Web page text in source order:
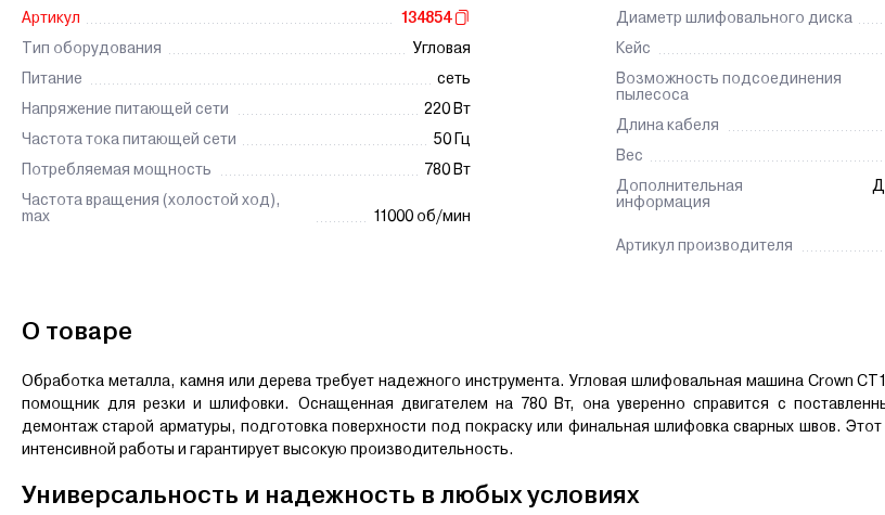
Артикул
134854
Тип оборудования
Угловая
Питание
сеть
Напряжение питающей сети
220 Вт
Частота тока питающей сети
50 Гц
Потребляемая мощность
780 Вт
Частота вращения (холостой ход),
max
11000 об/мин
Диаметр шлифовального диска
Кейс
Возможность подсоединения
пылесоса
Длина кабеля
Вес
Дополнительная
информация
Артикул производителя
О товаре
Обработка металла, камня или дерева требует надежного инструмента. Угловая шлифовальная машина Crown
помощник для резки и шлифовки. Оснащенная двигателем на 780 Вт, она уверенно справится с
демонтаж старой арматуры, подготовка поверхности под покраску или финальная шлифовка сварных швов.
интенсивной работы и гарантирует высокую производительность.
Универсальность и надежность в любых условиях